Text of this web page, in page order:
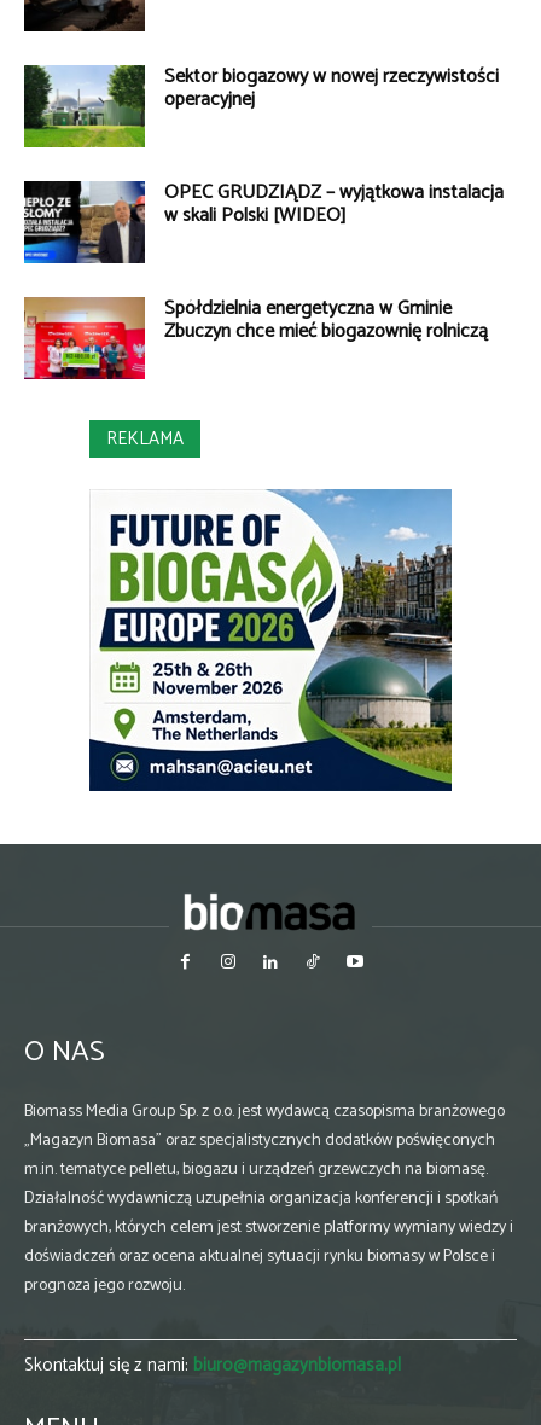
Sektor biogazowy w nowej rzeczywistości
operacyjnej
OPEC GRUDZIĄDZ – wyjątkowa instalacja
w skali Polski [WIDEO]
Spółdzielnia energetyczna w Gminie
Zbuczyn chce mieć biogazownię rolniczą
REKLAMA
O NAS
Biomass Media Group Sp. z o.o. jest wydawcą czasopisma branżowego
„Magazyn Biomasa” oraz specjalistycznych dodatków poświęconych
m.in. tematyce pelletu, biogazu i urządzeń grzewczych na biomasę.
Działalność wydawniczą uzupełnia organizacja konferencji i spotkań
branżowych, których celem jest stworzenie platformy wymiany wiedzy i
doświadczeń oraz ocena aktualnej sytuacji rynku biomasy w Polsce i
prognoza jego rozwoju.
Skontaktuj się z nami: biuro@magazynbiomasa.pl